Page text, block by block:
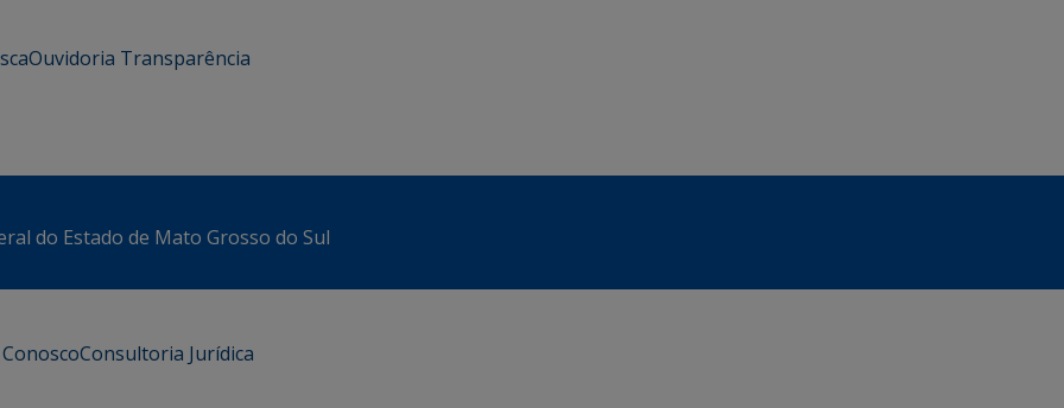
Ouvidoria Transparência
do Estado de Mato Grosso do Sul
Consultoria Jurídica